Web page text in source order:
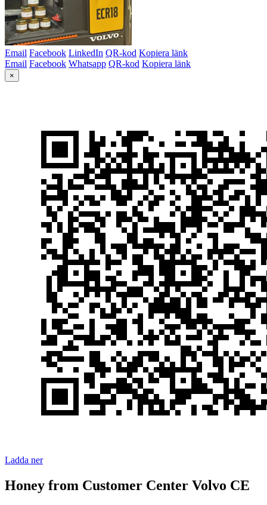
Email Facebook LinkedIn QR-kod Kopiera länk
Email Facebook Whatsapp QR-kod Kopiera länk
×
Ladda ner
Honey from Customer Center Volvo CE